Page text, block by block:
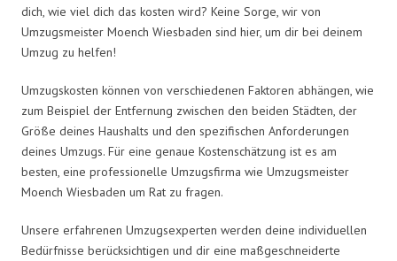
dich, wie viel dich das kosten wird? Keine Sorge, wir von
Umzugsmeister Moench Wiesbaden sind hier, um dir bei deinem
Umzug zu helfen!
Umzugskosten können von verschiedenen Faktoren abhängen, wie
zum Beispiel der Entfernung zwischen den beiden Städten, der
Größe deines Haushalts und den spezifischen Anforderungen
deines Umzugs. Für eine genaue Kostenschätzung ist es am
besten, eine professionelle Umzugsfirma wie Umzugsmeister
Moench Wiesbaden um Rat zu fragen.
Unsere erfahrenen Umzugsexperten werden deine individuellen
Bedürfnisse berücksichtigen und dir eine maßgeschneiderte